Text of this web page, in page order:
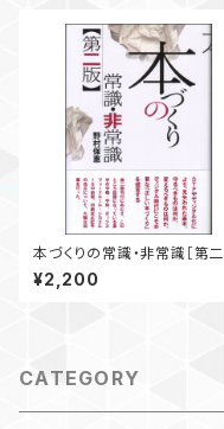
本づくりの常識・非常識［第二
版］
¥2,200
CATEGORY